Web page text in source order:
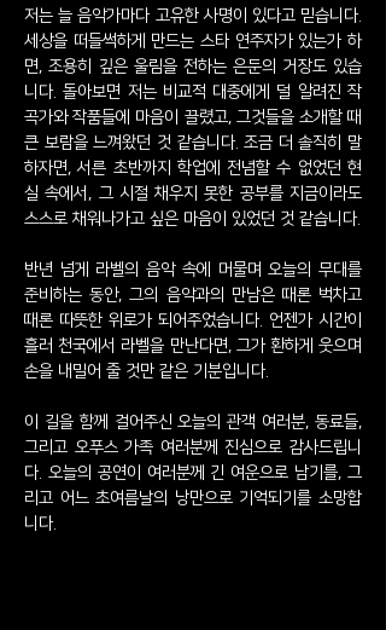
저는 늘 음악가마다 고유한 사명이 있다고 믿습니다.
세상을 떠들썩하게 만드는 스타 연주자가 있는가 하
면, 조용히 깊은 울림을 전하는 은둔의 거장도 있습
니다. 돌아보면 저는 비교적 대중에게 덜 알려진 작
곡가와 작품들에 마음이 끌렸고, 그것들을 소개할 때
큰 보람을 느껴왔던 것 같습니다. 조금 더 솔직히 말
하자면, 서른 초반까지 학업에 전념할 수 없었던 현
실 속에서, 그 시절 채우지 못한 공부를 지금이라도
스스로 채워나가고 싶은 마음이 있었던 것 같습니다.
반년 넘게 라벨의 음악 속에 머물며 오늘의 무대를
준비하는 동안, 그의 음악과의 만남은 때론 벅차고
때론 따뜻한 위로가 되어주었습니다. 언젠가 시간이
흘러 천국에서 라벨을 만난다면, 그가 환하게 웃으며
손을 내밀어 줄 것만 같은 기분입니다.
이 길을 함께 걸어주신 오늘의 관객 여러분, 동료들,
그리고 오푸스 가족 여러분께 진심으로 감사드립니
다. 오늘의 공연이 여러분께 긴 여운으로 남기를, 그
리고 어느 초여름날의 낭만으로 기억되기를 소망합
니다.